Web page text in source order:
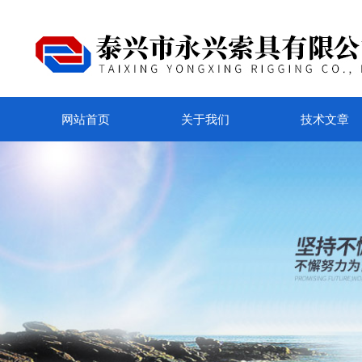
网站首页 关于我们 技术文章